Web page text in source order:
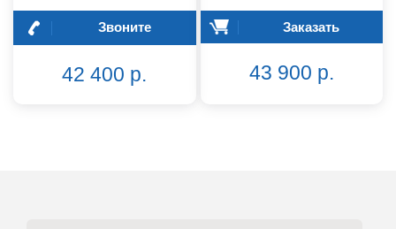
Звоните
42 400 р.
Заказать
43 900 р.